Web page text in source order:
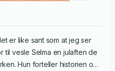
er like sant som at jeg ser
til vesle Selma en julaften de
Hun forteller historien om